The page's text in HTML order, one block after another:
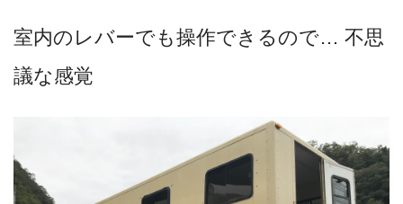
室内のレバーでも操作できるので… 不思
議な感覚